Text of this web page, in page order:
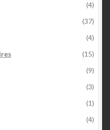
(4)
(37)
(4)
(15)
(9)
(3)
(1)
(4)